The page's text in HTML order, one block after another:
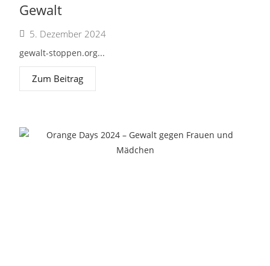
Gewalt
5. Dezember 2024
gewalt-stoppen.org...
Zum Beitrag